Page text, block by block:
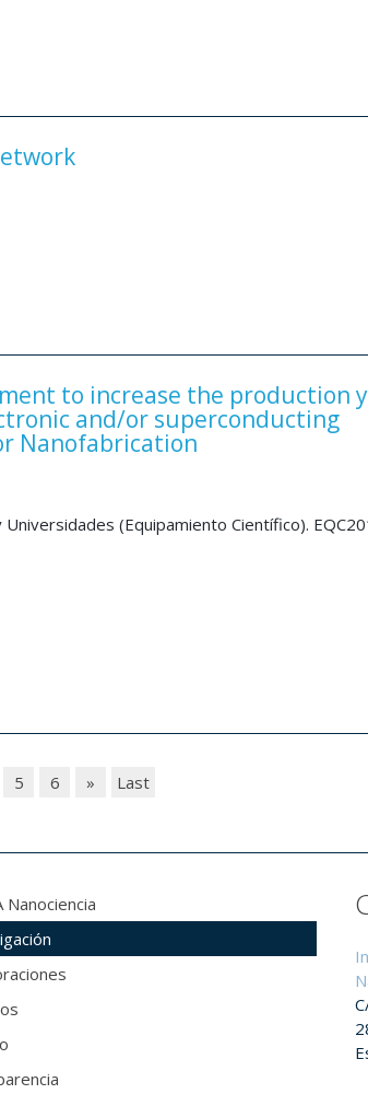
to increase the production
and/or superconducting
Nanofabrication
(Equipamiento Científico).
5 6 » Last
Nanociencia